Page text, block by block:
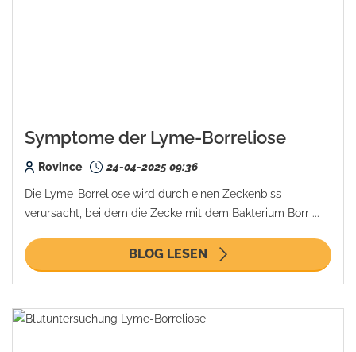
Symptome der Lyme-Borreliose
Rovince 24-04-2025 09:36
Die Lyme-Borreliose wird durch einen Zeckenbiss
verursacht, bei dem die Zecke mit dem Bakterium Borr ...
BLOG LESEN